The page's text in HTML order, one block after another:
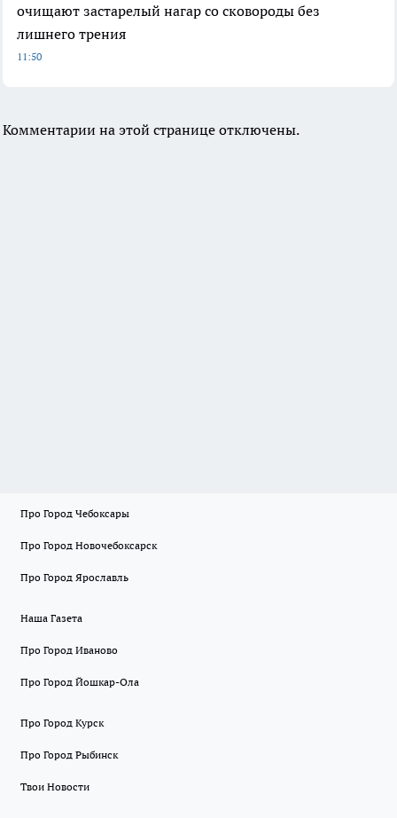
очищают застарелый нагар со сковороды без
лишнего трения
11:50
Комментарии на этой странице отключены.
Про Город Чебоксары
Про Город Новочебоксарск
Про Город Ярославль
Наша Газета
Про Город Иваново
Про Город Йошкар-Ола
Про Город Курск
Про Город Рыбинск
Твои Новости